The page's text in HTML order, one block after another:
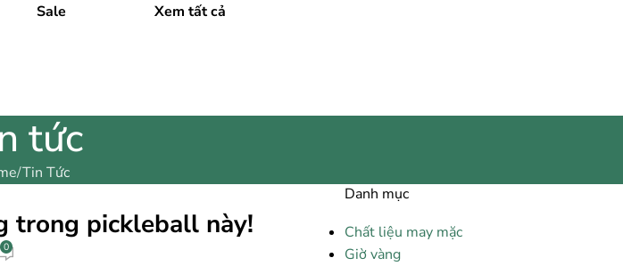
Sale Xem tất cả
tức
Tin Tức
trong pickleball này!
0
Danh mục
Chất liệu may mặc
Giờ vàng